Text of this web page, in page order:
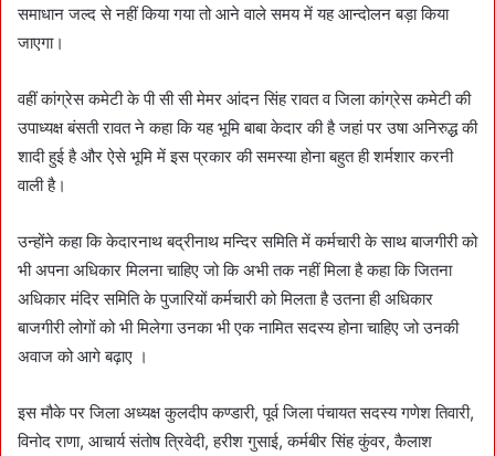
समाधान जल्द से नहीं किया गया तो आने वाले समय में यह आन्दोलन बड़ा किया
जाएगा।
वहीं कांग्रेस कमेटी के पी सी सी मेमर आंदन सिंह रावत व जिला कांग्रेस कमेटी की
उपाध्यक्ष बंसती रावत ने कहा कि यह भूमि बाबा केदार की है जहां पर उषा अनिरुद्ध की
शादी हुई है और ऐसे भूमि में इस प्रकार की समस्या होना बहुत ही शर्मशार करनी
वाली है।
उन्होंने कहा कि केदारनाथ बद्रीनाथ मन्दिर समिति में कर्मचारी के साथ बाजगीरी को
भी अपना अधिकार मिलना चाहिए जो कि अभी तक नहीं मिला है कहा कि जितना
अधिकार मंदिर समिति के पुजारियों कर्मचारी को मिलता है उतना ही अधिकार
बाजगीरी लोगों को भी मिलेगा उनका भी एक नामित सदस्य होना चाहिए जो उनकी
अवाज को आगे बढ़ाए ।
इस मौके पर जिला अध्यक्ष कुलदीप कण्डारी, पूर्व जिला पंचायत सदस्य गणेश तिवारी,
विनोद राणा, आचार्य संतोष त्रिवेदी, हरीश गुसाई, कर्मबीर सिंह कुंवर, कैलाश